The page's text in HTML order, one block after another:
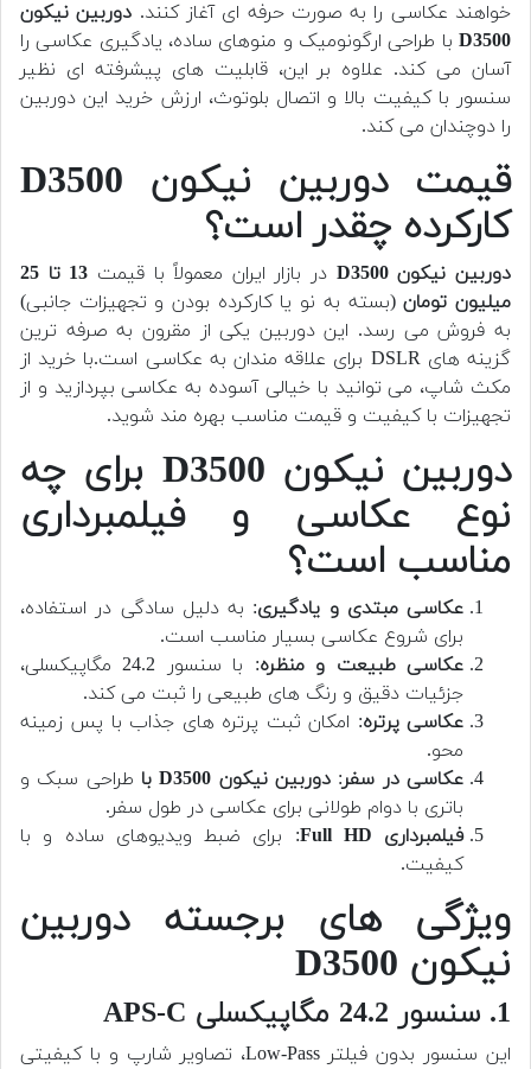
خواهند عکاسی را به صورت حرفه ای آغاز کنند. دوربین نیکون
D3500 با طراحی ارگونومیک و منوهای ساده، یادگیری عکاسی را
آسان می کند. علاوه بر این، قابلیت های پیشرفته ای نظیر
سنسور با کیفیت بالا و اتصال بلوتوث، ارزش خرید این دوربین
را دوچندان می کند.
قیمت دوربین نیکون D3500
کارکرده چقدر است؟
دوربین نیکون D3500 در بازار ایران معمولاً با قیمت
13 تا 25
میلیون تومان(بسته به نو یا کارکرده بودن و تجهیزات جانبی)
به فروش می رسد. این دوربین یکی از مقرون به صرفه ترین
گزینه های DSLR برای علاقه مندان به عکاسی است.
با خرید از
مکث شاپ، می توانید با خیالی آسوده به عکاسی بپردازید و از
تجهیزات با کیفیت و قیمت مناسب بهره مند شوید.
دوربین نیکون D3500 برای چه
نوع عکاسی و فیلمبرداری
مناسب است؟
عکاسی مبتدی و یادگیری: به دلیل سادگی در استفاده،
برای شروع عکاسی بسیار مناسب است.
عکاسی طبیعت و منظره
: با سنسور 24.2 مگاپیکسلی،
جزئیات دقیق و رنگ های طبیعی را ثبت می کند.
عکاسی پرتره: امکان ثبت پرتره های جذاب با پس زمینه
محو.
عکاسی در سفر: دوربین نیکون D3500 با
طراحی سبک و
باتری با دوام طولانی برای عکاسی در طول سفر.
فیلمبرداری Full HD
: برای ضبط ویدیوهای ساده و با
کیفیت.
ویژگی های برجسته دوربین
نیکون D3500
1. سنسور 24.2 مگاپیکسلی APS-C
این سنسور بدون فیلتر Low-Pass، تصاویر شارپ و با کیفیتی